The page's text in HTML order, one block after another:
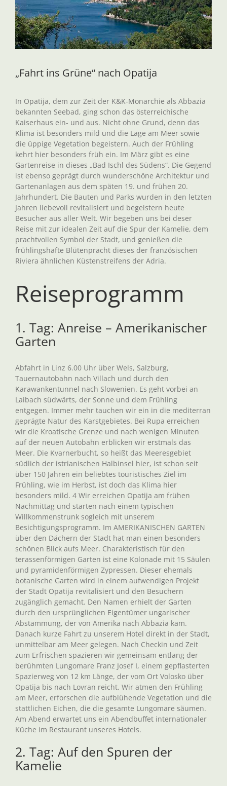
„Fahrt ins Grüne“ nach Opatija
In Opatija, dem zur Zeit der K&K-Monarchie als Abbazia
bekannten Seebad, ging schon das österreichische
Kaiserhaus ein- und aus. Nicht ohne Grund, denn das
Klima ist besonders mild und die Lage am Meer sowie
die üppige Vegetation begeistern. Auch der Frühling
kehrt hier besonders früh ein. Im März gibt es eine
Gartenreise in dieses „Bad Ischl des Südens“. Die Gegend
ist ebenso geprägt durch wunderschöne Architektur und
Gartenanlagen aus dem späten 19. und frühen 20.
Jahrhundert. Die Bauten und Parks wurden in den letzten
Jahren liebevoll revitalisiert und begeistern heute
Besucher aus aller Welt. Wir begeben uns bei deser
Reise mit zur idealen Zeit auf die Spur der Kamelie, dem
prachtvollen Symbol der Stadt, und genießen die
frühlingshafte Blütenpracht dieses der französischen
Riviera ähnlichen Küstenstreifens der Adria.
Reiseprogramm
1. Tag: Anreise – Amerikanischer
Garten
Abfahrt in Linz 6.00 Uhr über Wels, Salzburg,
Tauernautobahn nach Villach und durch den
Karawankentunnel nach Slowenien. Es geht vorbei an
Laibach südwärts, der Sonne und dem Frühling
entgegen. Immer mehr tauchen wir ein in die mediterran
geprägte Natur des Karstgebietes. Bei Rupa erreichen
wir die Kroatische Grenze und nach wenigen Minuten
auf der neuen Autobahn erblicken wir erstmals das
Meer. Die Kvarnerbucht, so heißt das Meeresgebiet
südlich der istrianischen Halbinsel hier, ist schon seit
über 150 Jahren ein beliebtes touristisches Ziel im
Frühling, wie im Herbst, ist doch das Klima hier
besonders mild. 4 Wir erreichen Opatija am frühen
Nachmittag und starten nach einem typischen
Willkommenstrunk sogleich mit unserem
Besichtigungsprogramm. Im AMERIKANISCHEN GARTEN
über den Dächern der Stadt hat man einen besonders
schönen Blick aufs Meer. Charakteristisch für den
terassenförmigen Garten ist eine Kolonade mit 15 Säulen
und pyramidenförmigen Zypressen. Dieser ehemals
botanische Garten wird in einem aufwendigen Projekt
der Stadt Opatija revitalisiert und den Besuchern
zugänglich gemacht. Den Namen erhielt der Garten
durch den ursprünglichen Eigentümer ungarischer
Abstammung, der von Amerika nach Abbazia kam.
Danach kurze Fahrt zu unserem Hotel direkt in der Stadt,
unmittelbar am Meer gelegen. Nach Checkin und Zeit
zum Erfrischen spazieren wir gemeinsam entlang der
berühmten Lungomare Franz Josef I, einem gepflasterten
Spazierweg von 12 km Länge, der vom Ort Volosko über
Opatija bis nach Lovran reicht. Wir atmen den Frühling
am Meer, erforschen die aufblühende Vegetation und die
stattlichen Eichen, die die gesamte Lungomare säumen.
Am Abend erwartet uns ein Abendbuffet internationaler
Küche im Restaurant unseres Hotels.
2. Tag: Auf den Spuren der
Kamelie